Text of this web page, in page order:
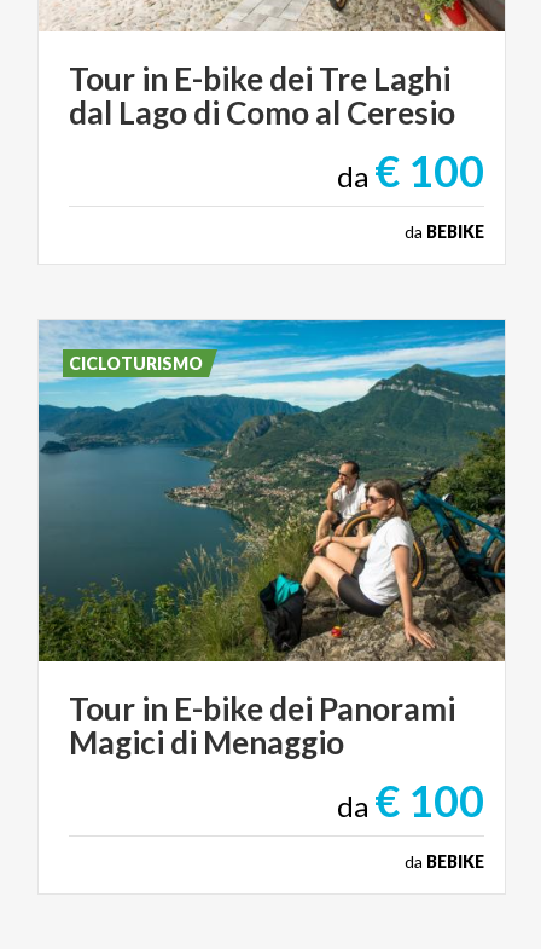
Tour in E-bikedei Tre Laghi
dal Lagodi Comoal Ceresio
da € 100
da BEBIKE
Tour in E-bikedei Panorami
Magici di Menaggio
da € 100
da BEBIKE
CICLOTURISMO